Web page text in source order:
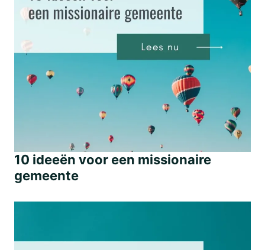
10 ideeën voor een missionaire
gemeente